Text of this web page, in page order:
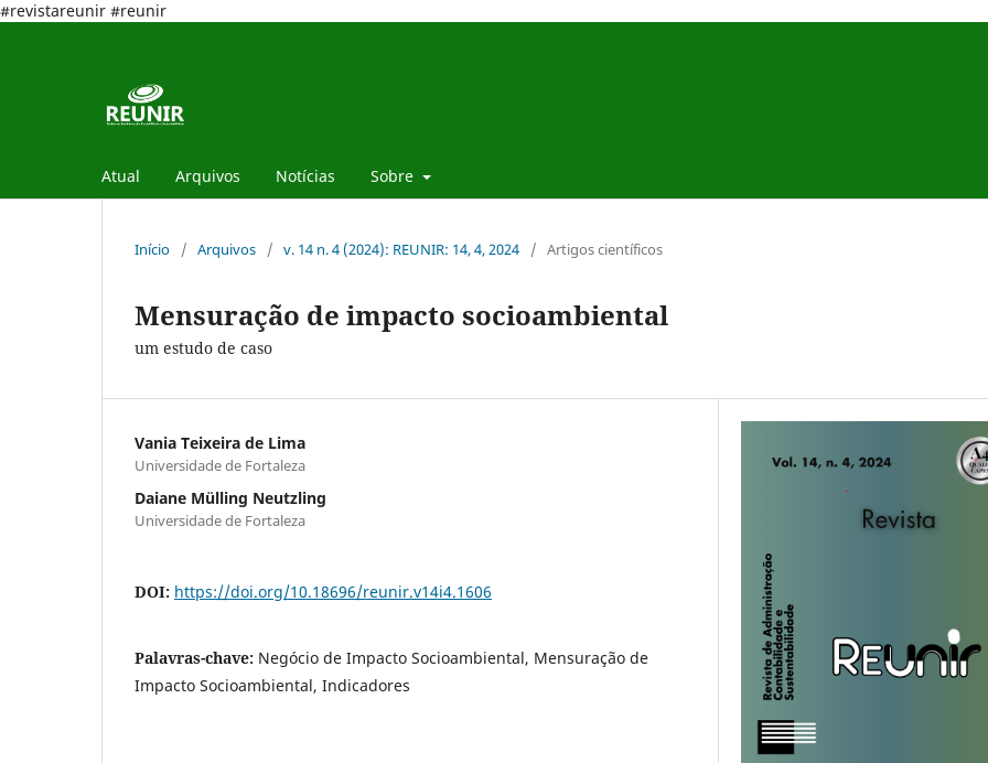
#revistareunir #reunir
Atual Arquivos Notícias Sobre
Início / Arquivos / v. 14 n. 4 (2024): REUNIR: 14, 4, 2024 / Artigos científicos
Mensuração de impacto socioambiental
um estudo de caso
Vania Teixeira de Lima
Universidade de Fortaleza
Daiane Mülling Neutzling
Universidade de Fortaleza
DOI: https://doi.org/10.18696/reunir.v14i4.1606
Palavras-chave: Negócio de Impacto Socioambiental, Mensuração de
Impacto Socioambiental, Indicadores